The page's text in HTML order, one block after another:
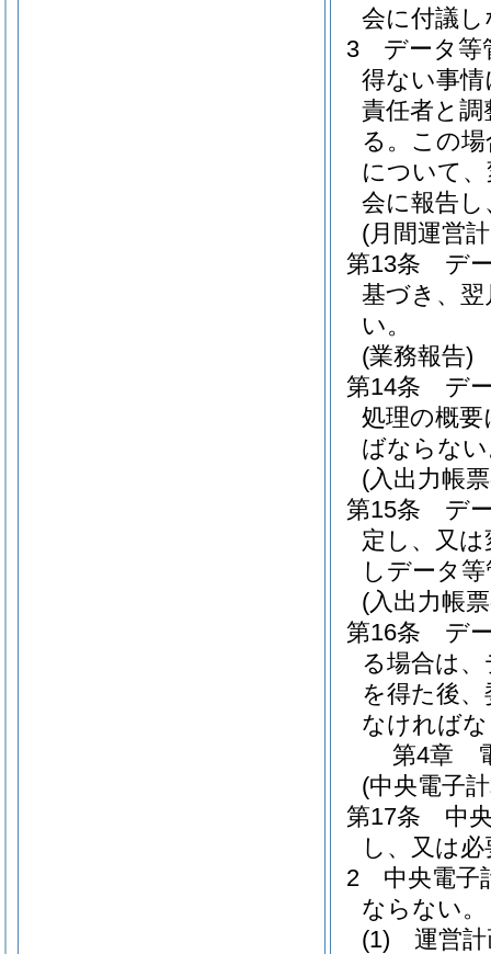
会に付議
3
データ等
得ない事
責任者と
る。 この
について
会に報告
(月間運営
第13条
デ
基づき、
い。
(業務報告)
第14条
デ
処理の概
ばならな
(入出力帳
第15条
デ
定し、又
しデータ
(入出力帳
第16条
デ
る場合は
を得た後
なければ
第4章
(中央電子
第17条
中
し、又は
2
中央電子
ならない。
(1)
運営